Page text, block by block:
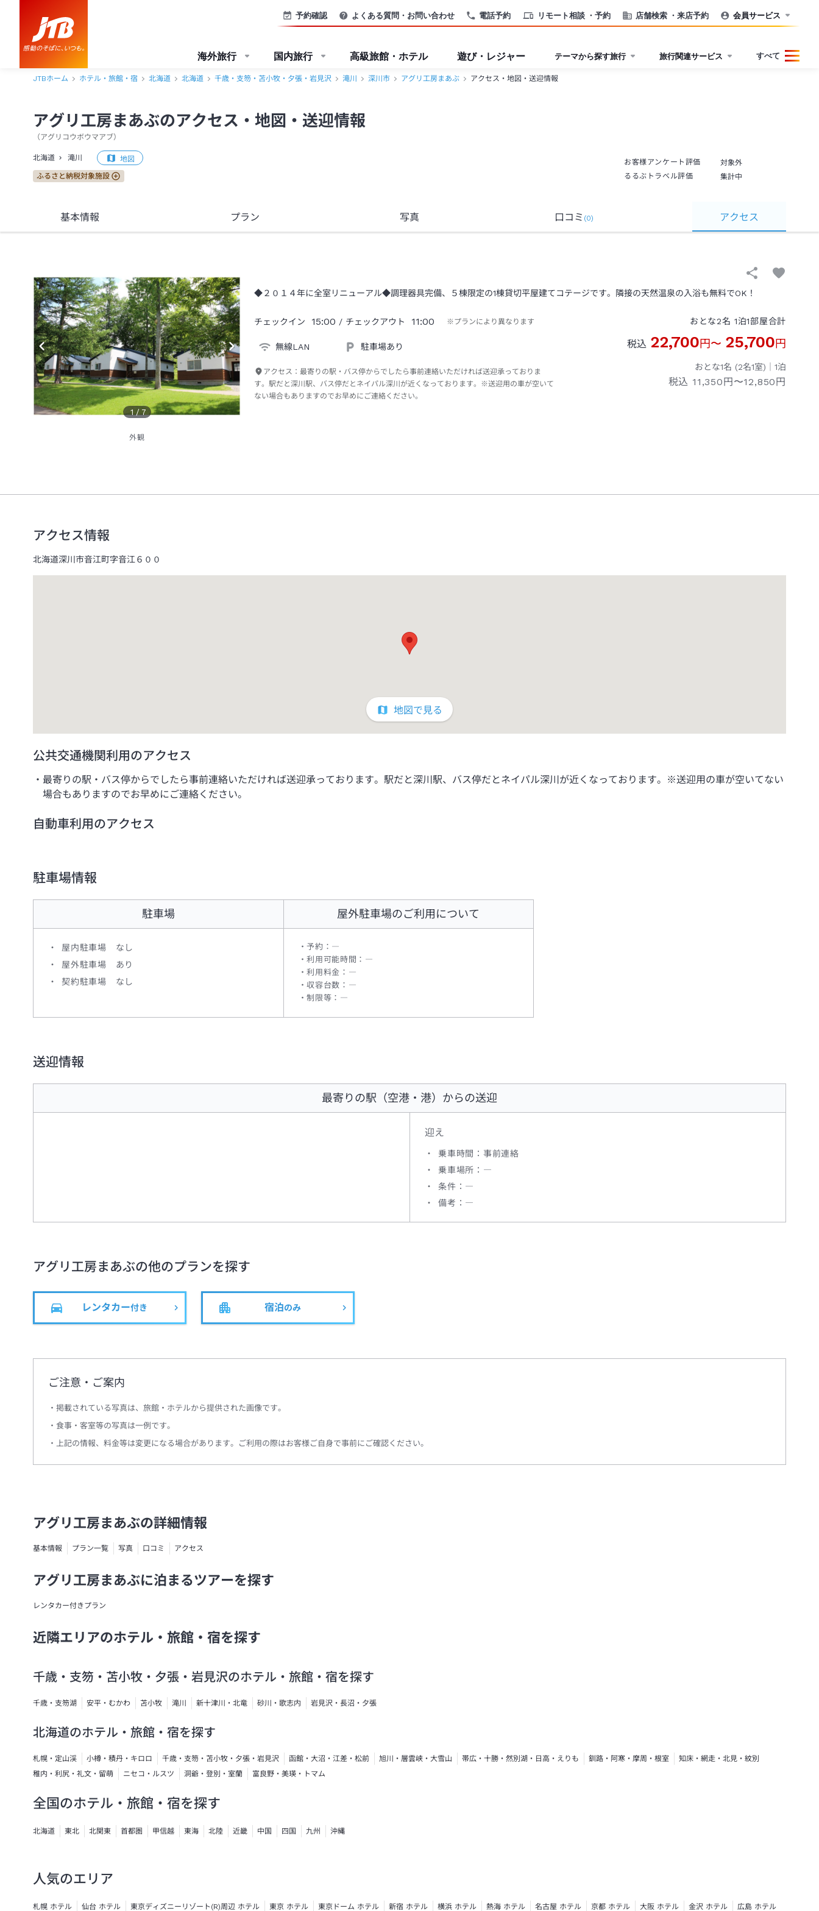
電話予約 リモート相談 ・予約 店舗検索 ・来店予約
予約確認 よくある質問・お問い合わせ 会員サービス
海外旅行 国内旅行 高級旅館・ホテル 遊び・レジャー テーマから探す旅行 旅行関連サービス すべて
JTBホーム ホテル・旅館・宿 北海道 北海道 千歳・支笏・苫小牧・夕張・岩見沢 滝川 深川市 アグリ工房まあぶ アクセス・地図・送迎情報
アグリ工房まあぶのアクセス・地図・送迎情報
（アグリコウボウマアブ）
北海道 滝川 地図
ふるさと納税対象施設
お客様アンケート評価
対象外
るるぶトラベル評価
集計中
基本情報 プラン 写真 口コミ (0) アクセス
1 / 7
外観
◆２０１４年に全室リニューアル◆調理器具完備、５棟限定の1棟貸切平屋建てコテージです。隣接の天然温泉の入浴も無料でOK！
チェックイン 15:00 / チェックアウト 11:00 ※プランにより異なります
無線LAN 駐車場あり
アクセス：最寄りの駅・バス停からでしたら事前連絡いただければ送迎承っておりま
す。駅だと深川駅、バス停だとネイパル深川が近くなっております。※送迎用の車が空いて
ない場合もありますのでお早めにご連絡ください。
おとな2名 1泊1部屋合計
税込 22,700円〜 25,700円
おとな1名 (2名1室)｜ 1泊
税込 11,350円〜12,850円
アクセス情報
北海道深川市音江町字音江６００
地図で見る
公共交通機関利用のアクセス
最寄りの駅・バス停からでしたら事前連絡いただければ送迎承っております。駅だと深川駅、バス停だとネイパル深川が近くなっております。※送迎用の車が空いてない
場合もありますのでお早めにご連絡ください。
自動車利用のアクセス
駐車場情報
駐車場
屋内駐車場
なし
屋外駐車場
あり
契約駐車場
なし
屋外駐車場のご利用について
予約：―
利用可能時間：―
利用料金：―
収容台数：―
制限等：―
送迎情報
最寄りの駅（空港・港）からの送迎
迎え
乗車時間：事前連絡
乗車場所：―
条件：―
備考：―
アグリ工房まあぶの他のプランを探す
レンタカー付き 宿泊のみ
ご注意・ご案内
掲載されている写真は、旅館・ホテルから提供された画像です。
食事・客室等の写真は一例です。
上記の情報、料金等は変更になる場合があります。ご利用の際はお客様ご自身で事前にご確認ください。
アグリ工房まあぶの詳細情報
基本情報 プラン一覧 写真 口コミ アクセス
アグリ工房まあぶに泊まるツアーを探す
レンタカー付きプラン
近隣エリアのホテル・旅館・宿を探す
千歳・支笏・苫小牧・夕張・岩見沢のホテル・旅館・宿を探す
千歳・支笏湖 安平・むかわ 苫小牧 滝川 新十津川・北竜 砂川・歌志内 岩見沢・長沼・夕張
北海道のホテル・旅館・宿を探す
札幌・定山渓 小樽・積丹・キロロ 千歳・支笏・苫小牧・夕張・岩見沢 函館・大沼・江差・松前 旭川・層雲峡・大雪山 帯広・十勝・然別湖・日高・えりも 釧路・阿寒・摩周・根室
知床・網走・北見・紋別
稚内・利尻・礼文・留萌
ニセコ・ルスツ 洞爺・登別・室蘭 富良野・美瑛・トマム
全国のホテル・旅館・宿を探す
北海道 東北 北関東 首都圏 甲信越 東海 北陸 近畿 中国 四国 九州 沖縄
人気のエリア
札幌 ホテル 仙台 ホテル 東京ディズニーリゾート(R)周辺 ホテル 東京 ホテル 東京ドーム ホテル 新宿 ホテル 横浜 ホテル 熱海 ホテル 名古屋 ホテル 京都 ホテル 大阪 ホテル 金沢 ホテル 広島 ホテル